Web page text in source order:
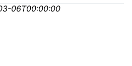
06T00:00:00